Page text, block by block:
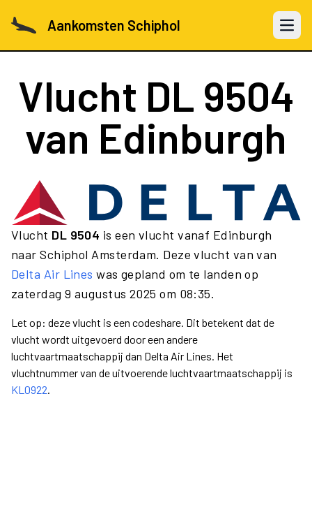
Aankomsten Schiphol Open
Vlucht DL 9504
van Edinburgh
Vlucht DL 9504 is een vlucht vanaf Edinburgh
naar Schiphol Amsterdam. Deze vlucht van van
Delta Air Lines was gepland om te landen op
zaterdag 9 augustus 2025 om 08:35.
Let op: deze vlucht is een codeshare. Dit betekent dat de
vlucht wordt uitgevoerd door een andere
luchtvaartmaatschappij dan Delta Air Lines. Het
vluchtnummer van de uitvoerende luchtvaartmaatschappij is
KL0922.